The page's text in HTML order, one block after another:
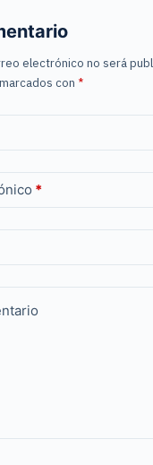
electrónico no será
con *
*